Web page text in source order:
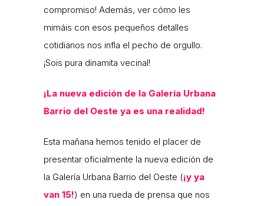
compromiso! Además, ver cómo les
mimáis con esos pequeños detalles
cotidianos nos infla el pecho de orgullo.
¡Sois pura dinamita vecinal!
¡La nueva edición de la Galería Urbana
Barrio del Oeste ya es una realidad!
Esta mañana hemos tenido el placer de
presentar oficialmente la nueva edición de
la Galería Urbana Barrio del Oeste (¡y ya
van 15!) en una rueda de prensa que nos